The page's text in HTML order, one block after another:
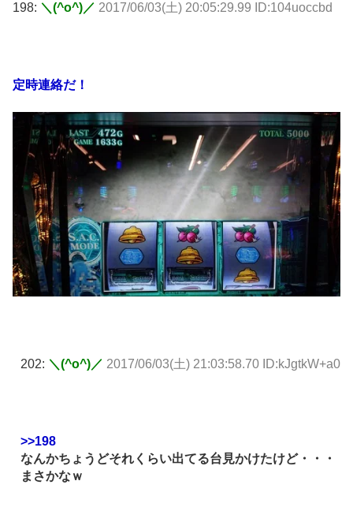
198: ＼(^o^)／ 2017/06/03(土) 20:05:29.99 ID:104uoccbd
定時連絡だ！
202: ＼(^o^)／ 2017/06/03(土) 21:03:58.70 ID:kJgtkW+a0
>>198
なんかちょうどそれくらい出てる台見かけたけど・・・
まさかなｗ